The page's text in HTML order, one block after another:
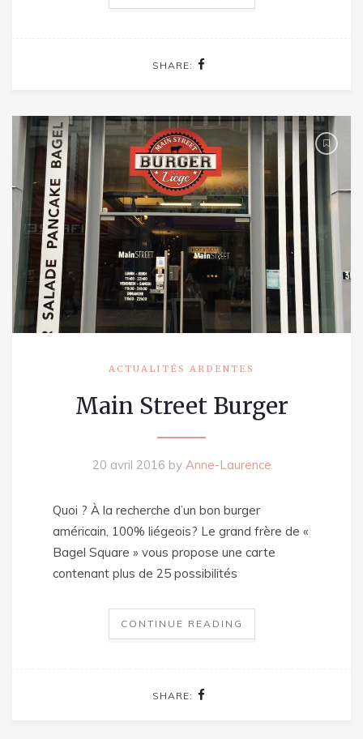
SHARE:
ACTUALITÉS ARDENTES
Main Street Burger
20 avril 2016 by Anne-Laurence
Quoi ? À la recherche d’un bon burger
américain, 100% liégeois? Le grand frère de «
Bagel Square » vous propose une carte
contenant plus de 25 possibilités
CONTINUE READING
SHARE: